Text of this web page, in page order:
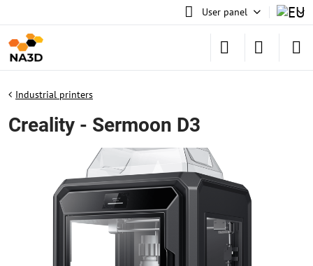
User panel
Industrial printers
Creality - Sermoon D3